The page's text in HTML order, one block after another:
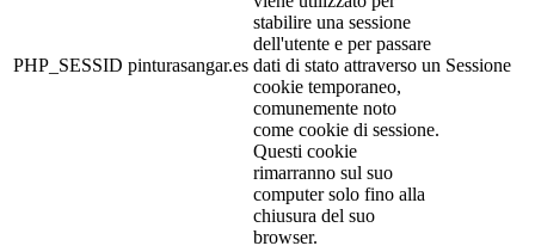
PHP_SESSID pinturasangar.es
stabilire una sessione
dell'utente e per passare
dati di stato attraverso un
cookie temporaneo,
comunemente noto
come cookie di sessione.
Questi cookie
rimarranno sul suo
computer solo fino alla
chiusura del suo
browser.
Sessione